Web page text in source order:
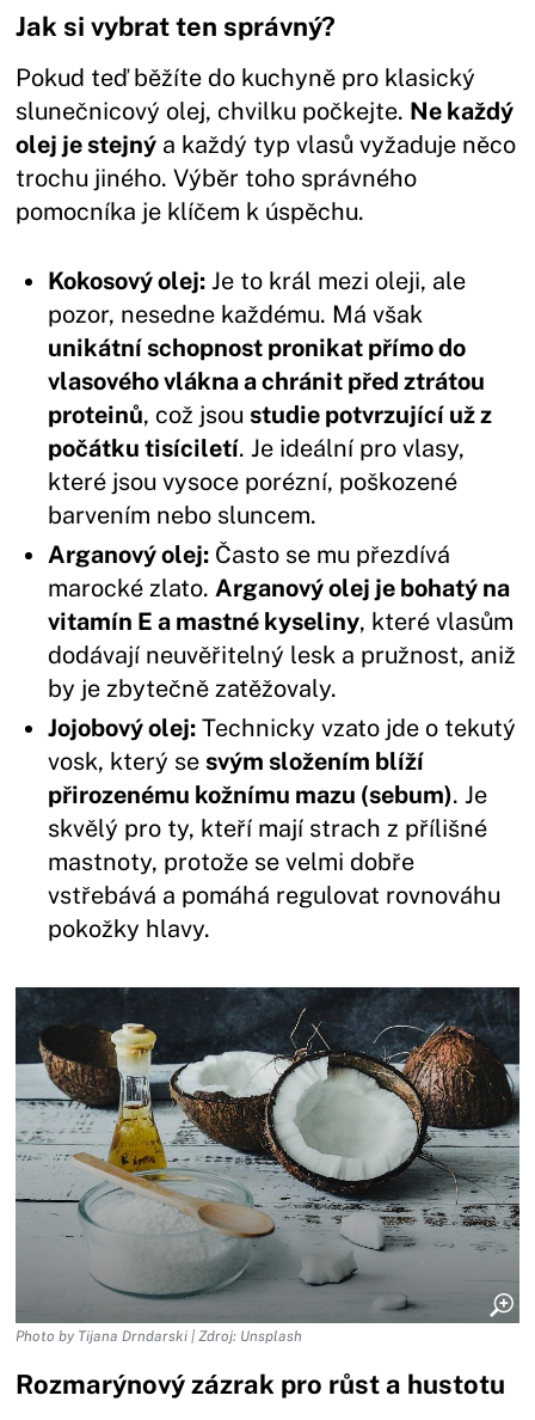
Jak si vybrat ten správný?
Pokud teď běžíte do kuchyně pro klasický
slunečnicový olej, chvilku počkejte. Ne každý
olej je stejný a každý typ vlasů vyžaduje něco
trochu jiného. Výběr toho správného
pomocníka je klíčem k úspěchu.
Kokosový olej: Je to král mezi oleji, ale
pozor, nesedne každému. Má však
unikátní schopnost pronikat přímo do
vlasového vlákna a chránit před ztrátou
proteinů, což jsoustudie potvrzující už z
počátku tisíciletí. Je ideální pro vlasy,
které jsou vysoce porézní, poškozené
barvením nebo sluncem.
Arganový olej: Často se mu přezdívá
marocké zlato.Arganový olej je bohatý na
vitamín E a mastné kyseliny, které vlasům
dodávají neuvěřitelný lesk a pružnost, aniž
by je zbytečně zatěžovaly.
Jojobový olej: Technicky vzato jde o tekutý
vosk, který sesvým složením blíží
přirozenému kožnímu mazu (sebum). Je
skvělý pro ty, kteří mají strach z přílišné
mastnoty, protože se velmi dobře
vstřebává a pomáhá regulovat rovnováhu
pokožky hlavy.
Photo by Tijana Drndarski | Zdroj: Unsplash
Rozmarýnový zázrak pro růst a hustotu